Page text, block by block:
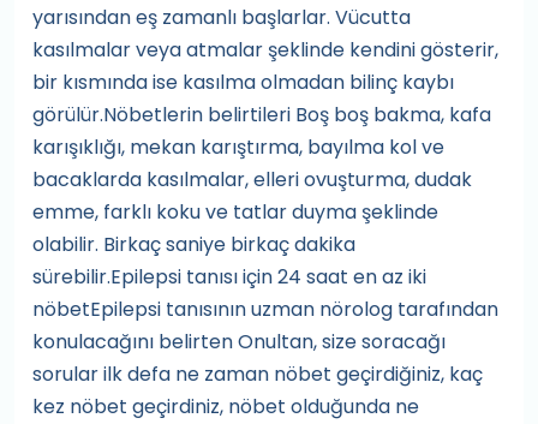
yarısından eş zamanlı başlarlar. Vücutta
kasılmalar veya atmalar şeklinde kendini gösterir,
bir kısmında ise kasılma olmadan bilinç kaybı
görülür.Nöbetlerin belirtileri Boş boş bakma, kafa
karışıklığı, mekan karıştırma, bayılma kol ve
bacaklarda kasılmalar, elleri ovuşturma, dudak
emme, farklı koku ve tatlar duyma şeklinde
olabilir. Birkaç saniye birkaç dakika
sürebilir.Epilepsi tanısı için 24 saat en az iki
nöbetEpilepsi tanısının uzman nörolog tarafından
konulacağını belirten Onultan, size soracağı
sorular ilk defa ne zaman nöbet geçirdiğiniz, kaç
kez nöbet geçirdiniz, nöbet olduğunda ne